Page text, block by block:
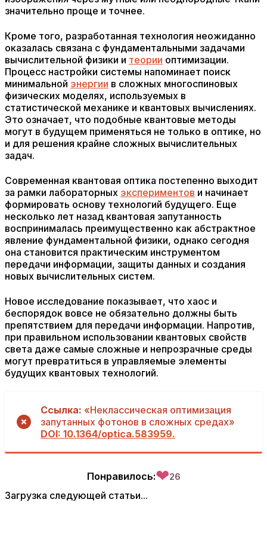
значительно проще и точнее.
Кроме того, разработанная технология неожиданно
оказалась связана с фундаментальными задачами
вычислительной физики и теории оптимизации.
Процесс настройки системы напоминает поиск
минимальной энергии в сложных многоспиновых
физических моделях, используемых в
статистической механике и квантовых вычислениях.
Это означает, что подобные квантовые методы
могут в будущем применяться не только в оптике, но
и для решения крайне сложных вычислительных
задач.
Современная квантовая оптика постепенно выходит
за рамки лабораторных экспериментов и начинает
формировать основу технологий будущего. Еще
несколько лет назад квантовая запутанность
воспринималась преимущественно как абстрактное
явление фундаментальной физики, однако сегодня
она становится практическим инструментом
передачи информации, защиты данных и создания
новых вычислительных систем.
Новое исследование показывает, что хаос и
беспорядок вовсе не обязательно должны быть
препятствием для передачи информации. Напротив,
при правильном использовании квантовых свойств
света даже самые сложные и непрозрачные среды
могут превратиться в управляемые элементы
будущих квантовых технологий.
Ссылка: «Неклассическая оптимизация
запутанных фотонов в сложных средах»
DOI: 10.1364/optica.583959.
Понравилось:❤26
Загрузка следующей статьи...